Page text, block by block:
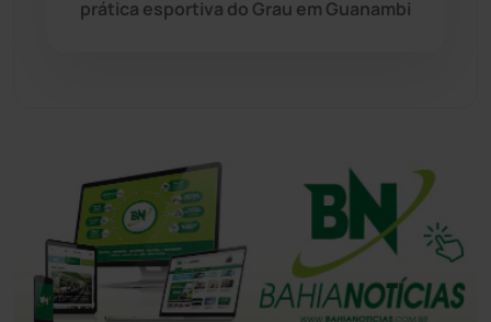
prática esportiva do Grau em Guanambi